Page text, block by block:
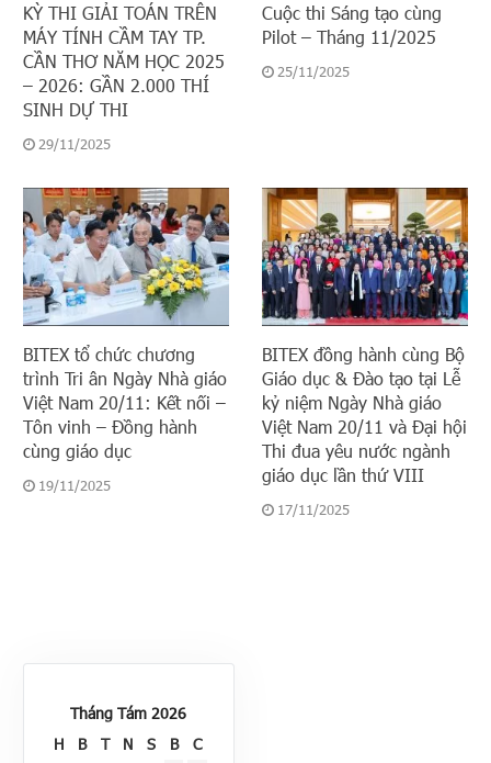
KỲ THI GIẢI TOÁN TRÊN
MÁY TÍNH CẦM TAY TP.
CẦN THƠ NĂM HỌC 2025
– 2026: GẦN 2.000 THÍ
SINH DỰ THI
29/11/2025
Cuộc thi Sáng tạo cùng
Pilot – Tháng 11/2025
25/11/2025
BITEX tổ chức chương
trình Tri ân Ngày Nhà giáo
Việt Nam 20/11: Kết nối –
Tôn vinh – Đồng hành
cùng giáo dục
19/11/2025
BITEX đồng hành cùng Bộ
Giáo dục & Đào tạo tại Lễ
kỷ niệm Ngày Nhà giáo
Việt Nam 20/11 và Đại hội
Thi đua yêu nước ngành
giáo dục lần thứ VIII
17/11/2025
Tháng Tám 2026
H
B T N S B
C